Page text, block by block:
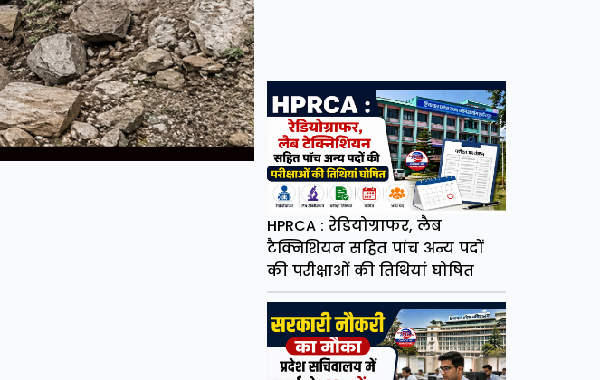
HPRCA : रेडियोग्राफर, लैब
टैक्निशियन सहित पांच अन्य पदों
की परीक्षाओं की तिथियां घोषित